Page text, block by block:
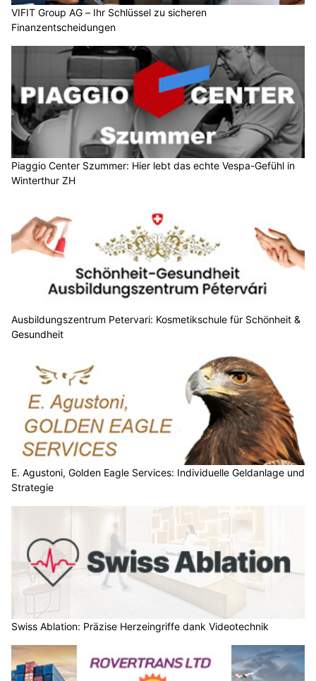
VIFIT Group AG – Ihr Schlüssel zu sicheren
Finanzentscheidungen
Piaggio Center Szummer: Hier lebt das echte Vespa-Gefühl in
Winterthur ZH
Ausbildungszentrum Petervari: Kosmetikschule für Schönheit &
Gesundheit
E. Agustoni, Golden Eagle Services: Individuelle Geldanlage und
Strategie
Swiss Ablation: Präzise Herzeingriffe dank Videotechnik